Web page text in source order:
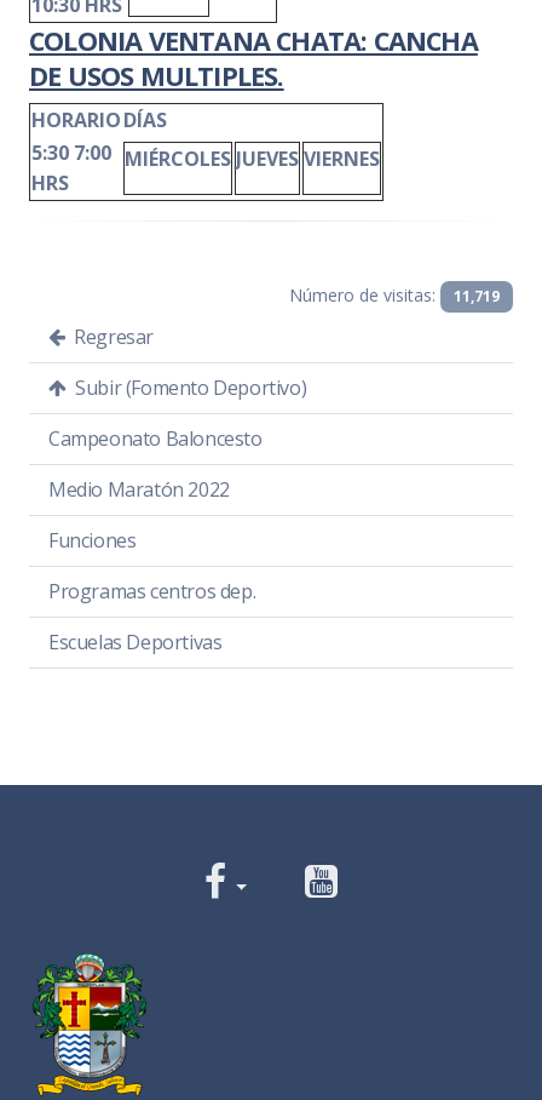
COLONIA VENTANA CHATA: CANCHA
DE USOS MULTIPLES.
HORARIODÍAS
5:30 7:00
HRS
MIÉRCOLES JUEVESVIERNES
Número de visitas: 11,719
Regresar
Subir (Fomento Deportivo)
Campeonato Baloncesto
Medio Maratón 2022
Funciones
Programas centros dep.
Escuelas Deportivas